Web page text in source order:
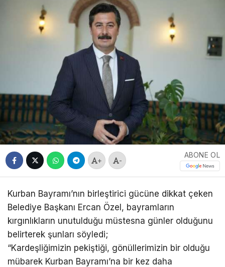
+ -
ABONE OL
Kurban Bayramı’nın birleştirici gücüne dikkat çeken
Belediye Başkanı Ercan Özel, bayramların
kırgınlıkların unutulduğu müstesna günler olduğunu
belirterek şunları söyledi;
“Kardeşliğimizin pekiştiği, gönüllerimizin bir olduğu
mübarek Kurban Bayramı’na bir kez daha